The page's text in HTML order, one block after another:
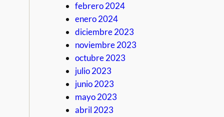
febrero 2024
enero 2024
diciembre 2023
noviembre 2023
octubre 2023
julio 2023
junio 2023
mayo 2023
abril 2023